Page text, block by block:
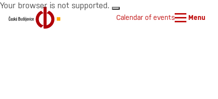
Your browser is not supported.
Calendar of events Menu